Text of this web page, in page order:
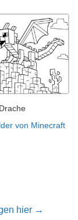
von Minecraft
hier →